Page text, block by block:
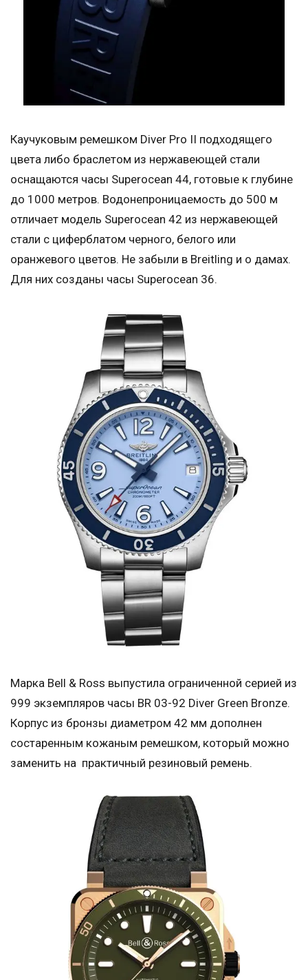
Каучуковым ремешком Diver Pro II подходящего
цвета либо браслетом из нержавеющей стали
оснащаются часы Superocean 44, готовые к глубине
до 1000 метров. Водонепроницаемость до 500 м
отличает модель Superocean 42 из нержавеющей
стали с циферблатом черного, белого или
оранжевого цветов. Не забыли в Breitling и о дамах.
Для них созданы часы Superocean 36.
Марка Bell & Ross выпустила ограниченной серией из
999 экземпляров часы BR 03-92 Diver Green Bronze.
Корпус из бронзы диаметром 42 мм дополнен
состаренным кожаным ремешком, который можно
заменить на практичный резиновый ремень.